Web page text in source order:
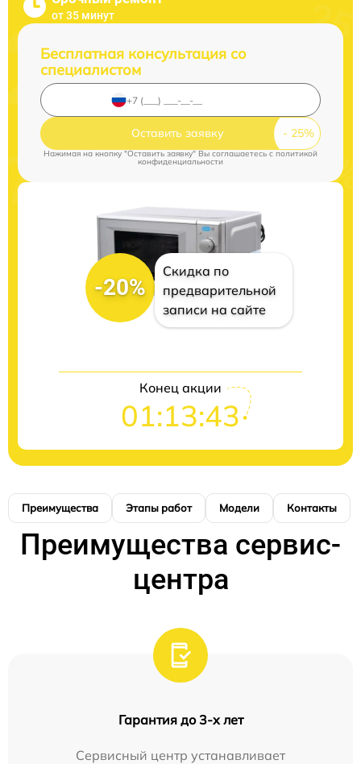
от 35 минут
Бесплатная консультация со
специалистом
Оставить заявку
Нажимая на кнопку "Оставить заявку" Вы соглашаетесь cполитикой
конфиденциальности
-20%
Скидка по
предварительной
записи на сайте
Конец акции
01:13:42
Преимущества Этапы работ Модели Контакты
Преимущества сервис-
центра
Гарантия до 3-х лет
Сервисный центр устанавливает